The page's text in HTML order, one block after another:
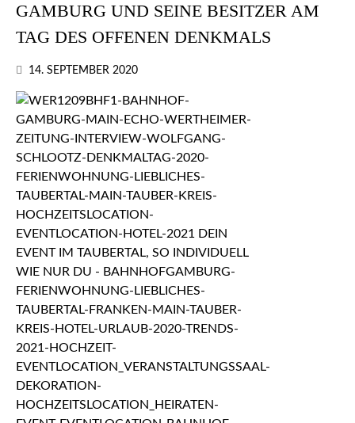
GAMBURG UND SEINE BESITZER AM
TAG DES OFFENEN DENKMALS
14. SEPTEMBER 2020